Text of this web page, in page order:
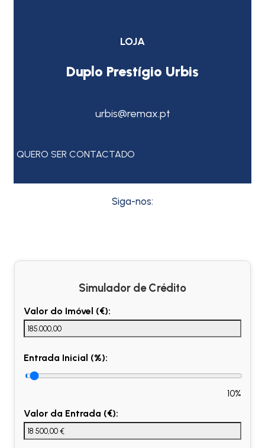
LOJA
Duplo Prestígio Urbis
urbis@remax.pt
QUERO SER CONTACTADO
Siga-nos:
Simulador de Crédito
Valor do Imóvel (€):
Entrada Inicial (%):
10%
Valor da Entrada (€):